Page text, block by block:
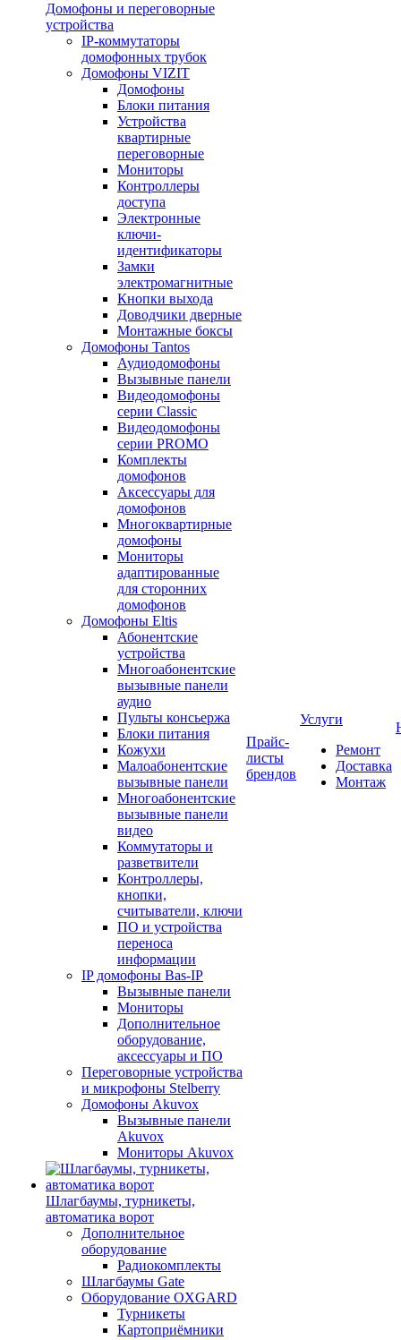
Домофоны и переговорные
устройства
IP-коммутаторы
домофонных трубок
Домофоны VIZIT
Домофоны
Блоки питания
Устройства
квартирные
переговорные
Мониторы
Контроллеры
доступа
Электронные
ключи-
идентификаторы
Замки
электромагнитные
Кнопки выхода
Доводчики дверные
Монтажные боксы
Домофоны Tantos
Аудиодомофоны
Вызывные панели
Видеодомофоны
серии Classic
Видеодомофоны
серии PROMO
Комплекты
домофонов
Аксессуары для
домофонов
Многоквартирные
домофоны
Мониторы
адаптированные
для сторонних
домофонов
Домофоны Eltis
Абонентские
устройства
Многоабонентские
вызывные панели
аудио
Пульты консьержа
Блоки питания
Кожухи
Малоабонентские
вызывные панели
Многоабонентские
вызывные панели
видео
Коммутаторы и
разветвители
Контроллеры,
кнопки,
считыватели, ключи
ПО и устройства
переноса
информации
IP домофоны Bas-IP
Вызывные панели
Мониторы
Дополнительное
оборудование,
аксессуары и ПО
Переговорные устройства
и микрофоны Stelberry
Домофоны Akuvox
Вызывные панели
Akuvox
Мониторы Akuvox
Шлагбаумы, турникеты,
автоматика ворот
Дополнительное
оборудование
Радиокомплекты
Шлагбаумы Gate
Оборудование OXGARD
Турникеты
Картоприёмники
Прайс-
листы
брендов
Услуги
Ремонт
Доставка
Монтаж